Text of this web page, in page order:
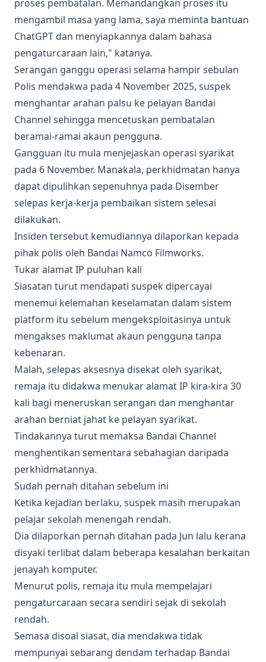
proses pembatalan. Memandangkan proses itu
mengambil masa yang lama, saya meminta bantuan
ChatGPT dan menyiapkannya dalam bahasa
pengaturcaraan lain," katanya.
Serangan ganggu operasi selama hampir sebulan
Polis mendakwa pada 4 November 2025, suspek
menghantar arahan palsu ke pelayan Bandai
Channel sehingga mencetuskan pembatalan
beramai-ramai akaun pengguna.
Gangguan itu mula menjejaskan operasi syarikat
pada 6 November. Manakala, perkhidmatan hanya
dapat dipulihkan sepenuhnya pada Disember
selepas kerja-kerja pembaikan sistem selesai
dilakukan.
Insiden tersebut kemudiannya dilaporkan kepada
pihak polis oleh Bandai Namco Filmworks.
Tukar alamat IP puluhan kali
Siasatan turut mendapati suspek dipercayai
menemui kelemahan keselamatan dalam sistem
platform itu sebelum mengeksploitasinya untuk
mengakses maklumat akaun pengguna tanpa
kebenaran.
Malah, selepas aksesnya disekat oleh syarikat,
remaja itu didakwa menukar alamat IP kira-kira 30
kali bagi meneruskan serangan dan menghantar
arahan berniat jahat ke pelayan syarikat.
Tindakannya turut memaksa Bandai Channel
menghentikan sementara sebahagian daripada
perkhidmatannya.
Sudah pernah ditahan sebelum ini
Ketika kejadian berlaku, suspek masih merupakan
pelajar sekolah menengah rendah.
Dia dilaporkan pernah ditahan pada Jun lalu kerana
disyaki terlibat dalam beberapa kesalahan berkaitan
jenayah komputer.
Menurut polis, remaja itu mula mempelajari
pengaturcaraan secara sendiri sejak di sekolah
rendah.
Semasa disoal siasat, dia mendakwa tidak
mempunyai sebarang dendam terhadap Bandai